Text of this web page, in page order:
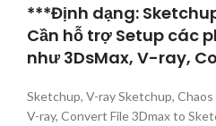
***Định dạng:
Cần hỗ trợ Setup các
như 3DsMax, V-ray,
Sketchup, V-ray Sketchup,
V-ray, Convert File 3Dmax to